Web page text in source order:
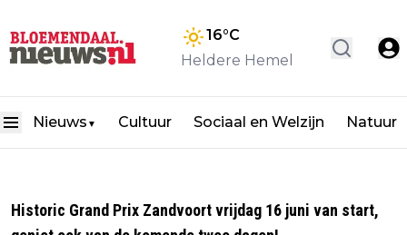
16°C
Heldere Hemel
Nieuws ▼ Cultuur Sociaal en Welzijn Natuur
Historic Grand Prix Zandvoort vrijdag 16 juni van start,